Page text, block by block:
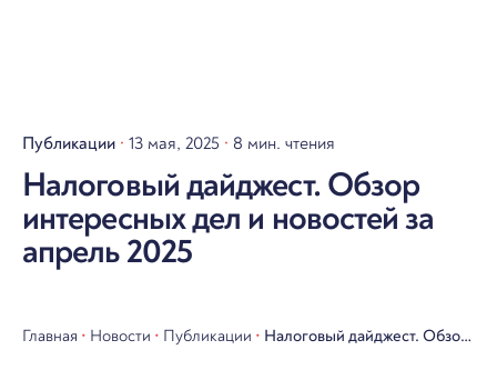
Публикации 13 мая, 2025 8 мин. чтения
Налоговый дайджест. Обзор
интересных дел и новостей за
апрель 2025
Главная • Новости • Публикации • Налоговый дайджест. Обзор